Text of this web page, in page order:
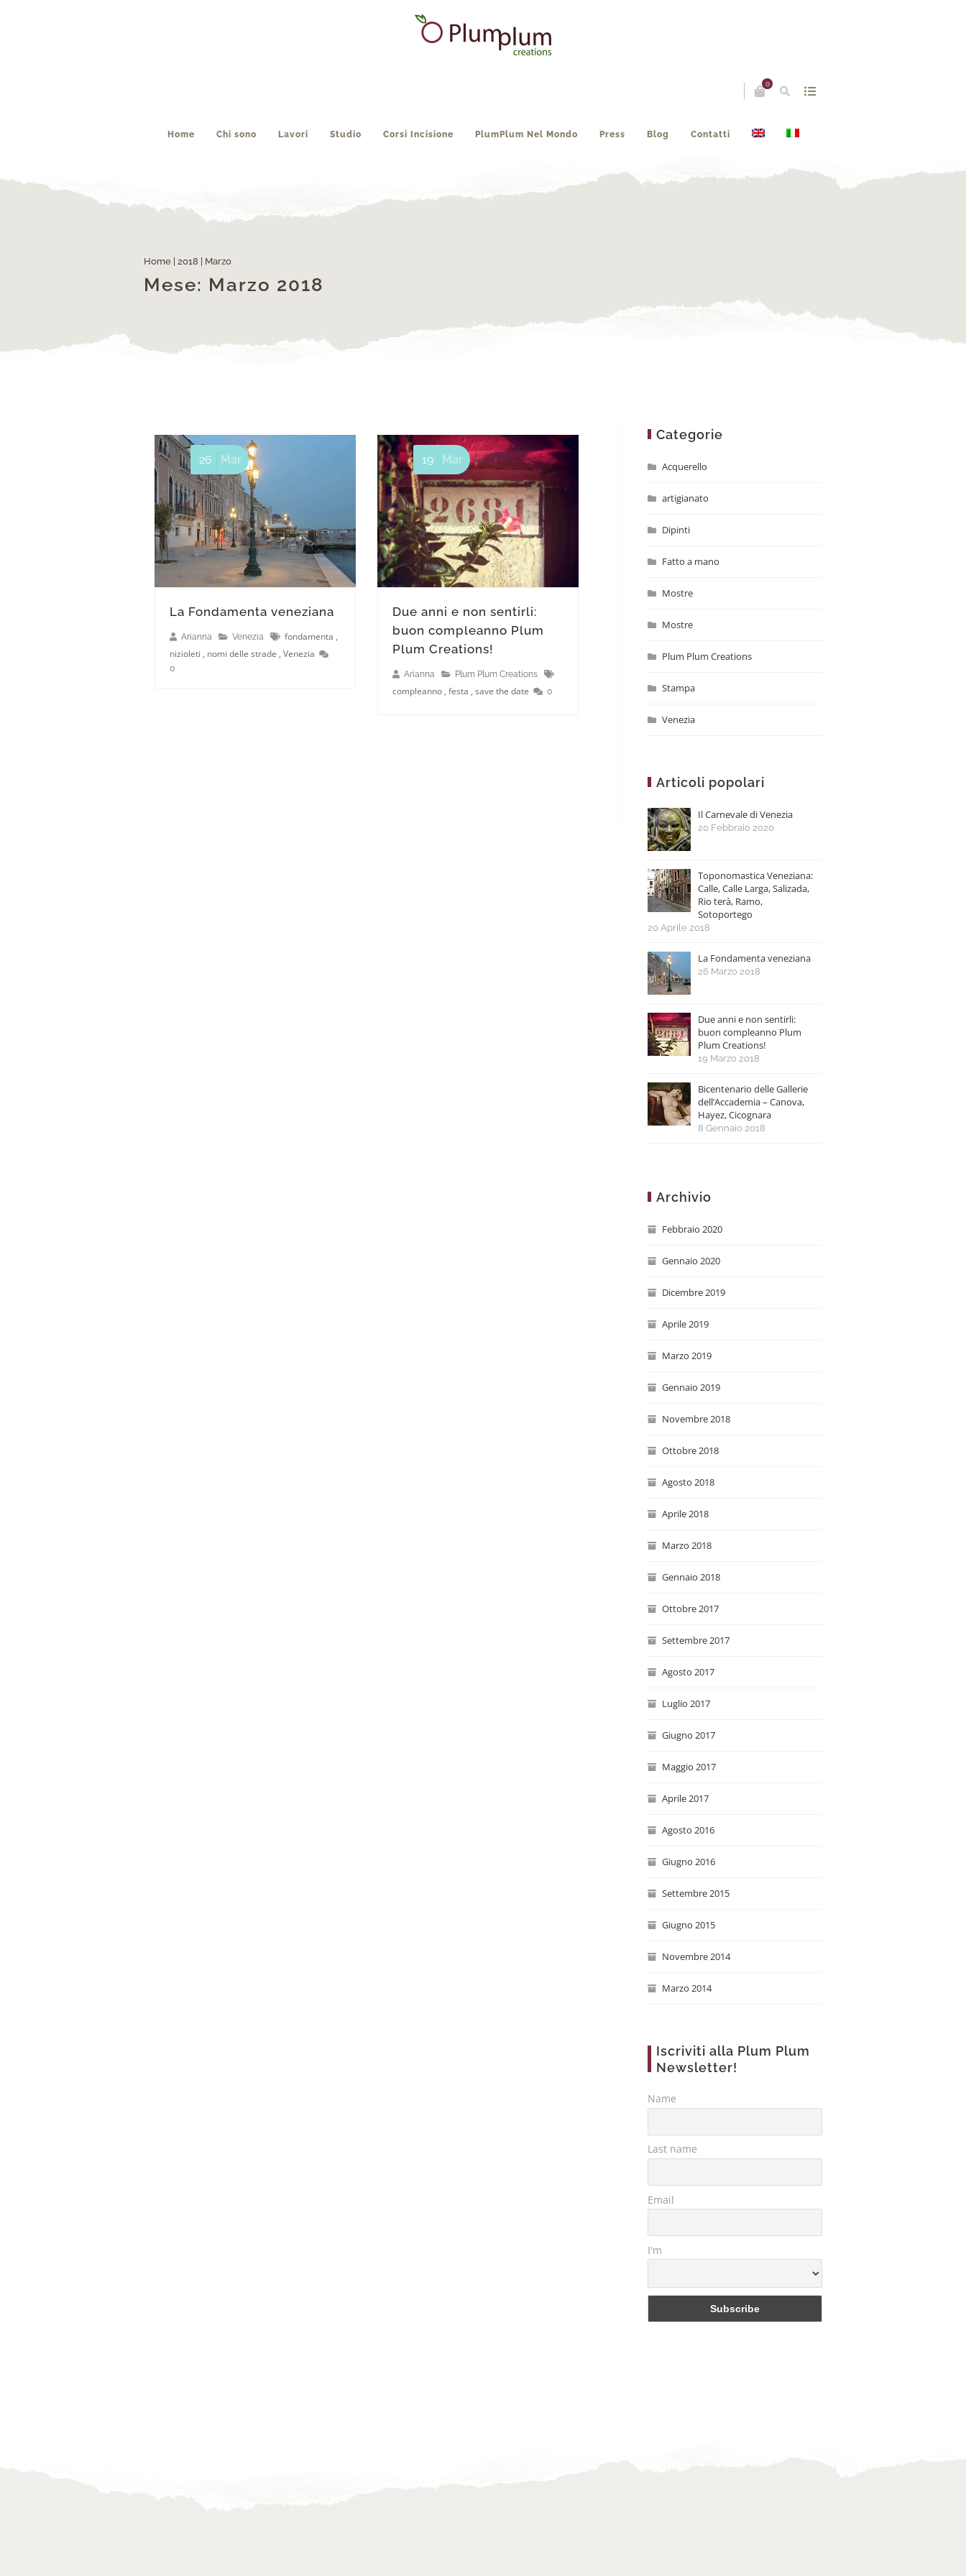
0
Home Chi sono Lavori Studio Corsi Incisione PlumPlum Nel Mondo Press Blog Contatti
Home 2018 Marzo
Mese: Marzo 2018
La Fondamenta veneziana
Arianna Venezia fondamenta
nizioleti
nomi delle strade Venezia
0
26 Mar
Due anni e non sentirli:
buon compleanno Plum
Plum Creations!
Arianna Plum Plum Creations
compleanno festa save the date 0
19 Mar
Categorie
Acquerello
artigianato
Dipinti
Fatto a mano
Mostre
Mostre
Plum Plum Creations
Stampa
Venezia
Articoli popolari
Il Carnevale di Venezia
20 Febbraio 2020
Toponomastica Veneziana:
Calle, Calle Larga, Salizada,
Rio terà, Ramo,
Sotoportego
20 Aprile 2018
La Fondamenta veneziana
26 Marzo 2018
Due anni e non sentirli:
buon compleanno Plum
Plum Creations!
19 Marzo 2018
Bicentenario delle Gallerie
dell’Accademia – Canova,
Hayez, Cicognara
8 Gennaio 2018
Archivio
Febbraio 2020
Gennaio 2020
Dicembre 2019
Aprile 2019
Marzo 2019
Gennaio 2019
Novembre 2018
Ottobre 2018
Agosto 2018
Aprile 2018
Marzo 2018
Gennaio 2018
Ottobre 2017
Settembre 2017
Agosto 2017
Luglio 2017
Giugno 2017
Maggio 2017
Aprile 2017
Agosto 2016
Giugno 2016
Settembre 2015
Giugno 2015
Novembre 2014
Marzo 2014
Iscriviti alla Plum Plum
Newsletter!
Name
Last name
Email
I'm